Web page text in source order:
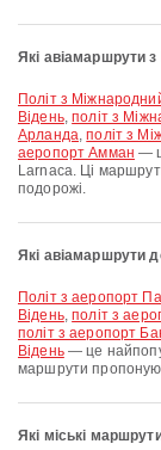
Які авіамаршрути
політ з Міжнародний аеропорт Ларнака в Міжнародний аеропорт
Відень,політ з
Арланда,політ з
аеропорт Амман —
Larnaca. Ці
подорожі.
Які авіамаршрути
політ з аеропорт Париж — Шарль де Голль в Міжнародний аеропорт
Відень,політ з
політ з аеропорт
Відень— це
маршрути
Які міські